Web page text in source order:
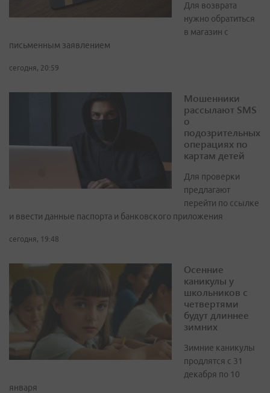
Для возврата
нужно обратиться
в магазин с
письменным заявлением
сегодня, 20:59
Мошенники
рассылают SMS
о
подозрительных
операциях по
картам детей
Для проверки
предлагают
перейти по ссылке
и ввести данные паспорта и банковского приложения
сегодня, 19:48
Осенние
каникулы у
школьников с
четвертями
будут длиннее
зимних
Зимние каникулы
продлятся с 31
декабря по 10
января